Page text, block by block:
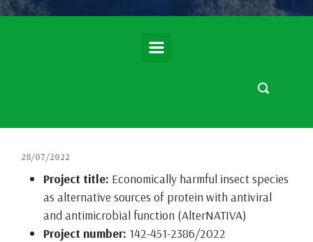
28/07/2022
Project title: Economically harmful insect species
as alternative sources of protein with antiviral
and antimicrobial function (AlterNATIVA)
Project number: 142-451-2386/2022